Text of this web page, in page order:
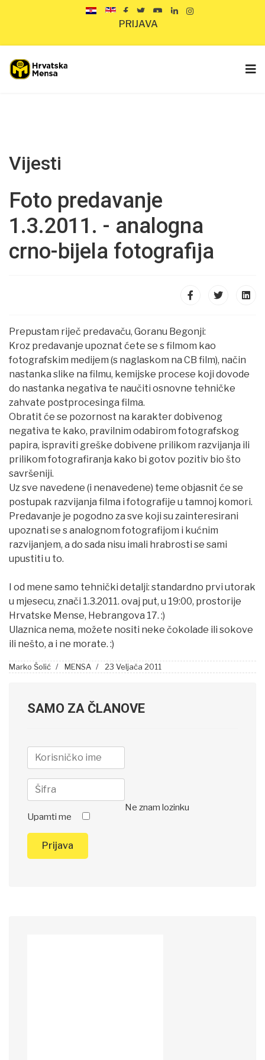
PRIJAVA
Vijesti
Foto predavanje
1.3.2011. - analogna
crno-bijela fotografija
Prepustam riječ predavaču, Goranu Begonji:
Kroz predavanje upoznat ćete se s filmom kao
fotografskim medijem (s naglaskom na CB film), način
nastanka slike na filmu, kemijske procese koji dovode
do nastanka negativa te naučiti osnovne tehničke
zahvate postprocesinga filma.
Obratit će se pozornost na karakter dobivenog
negativa te kako, pravilnim odabirom fotografskog
papira, ispraviti greške dobivene prilikom razvijanja ili
prilikom fotografiranja kako bi gotov pozitiv bio što
savršeniji.
Uz sve navedene (i nenavedene) teme objasnit će se
postupak razvijanja filma i fotografije u tamnoj komori.
Predavanje je pogodno za sve koji su zainteresirani
upoznati se s analognom fotografijom i kućnim
razvijanjem, a do sada nisu imali hrabrosti se sami
upustiti u to.
I od mene samo tehnički detalji: standardno prvi utorak
u mjesecu, znači 1.3.2011. ovaj put, u 19:00, prostorije
Hrvatske Mense, Hebrangova 17. :)
Ulaznica nema, možete nositi neke čokolade ili sokove
ili nešto, a i ne morate. :)
Marko Šolić MENSA 23 Veljača 2011
SAMO ZA ČLANOVE
Upamti me
Prijava
Ne znam lozinku